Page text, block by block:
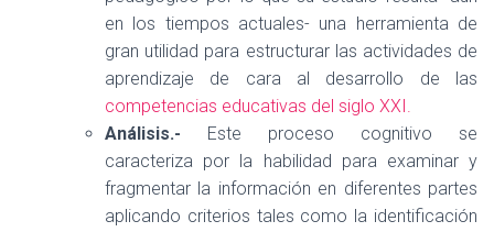
en los tiempos actuales- una herramienta de
gran utilidad para estructurar las actividades de
aprendizaje de cara al desarrollo de las
competencias educativas del siglo XXI.
Análisis.- Este proceso cognitivo se
caracteriza por la habilidad para examinar y
fragmentar la información en diferentes partes
aplicando criterios tales como la identificación